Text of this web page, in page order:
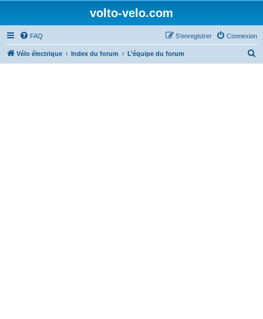
volto-velo.com
FAQ Connexion
S’enregistrer
Vélo électrique Index du forum L’équipe du forum